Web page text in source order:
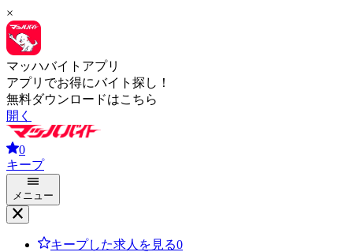
×
マッハバイトアプリ
アプリでお得にバイト探し！
無料ダウンロードはこちら
開く
0
キープ
メニュー
キープした求人を見る0